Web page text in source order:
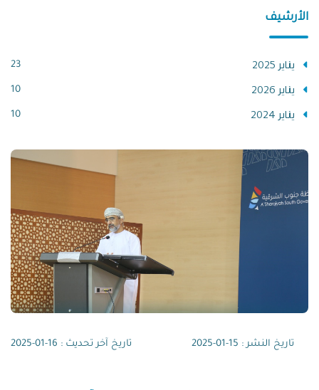
الأرشيف
يناير 2025 23
يناير 2026 10
يناير 2024 10
تاريخ النشر : 15-01-2025 تاريخ آخر تحديث : 16-01-2025